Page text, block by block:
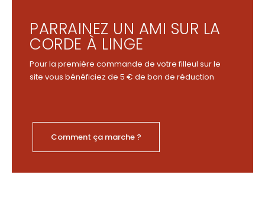
PARRAINEZ UN AMI SUR LA
CORDE À LINGE
Pour la première commande de votre filleul sur le
site vous bénéficiez de 5 € de bon de réduction
Comment ça marche ?